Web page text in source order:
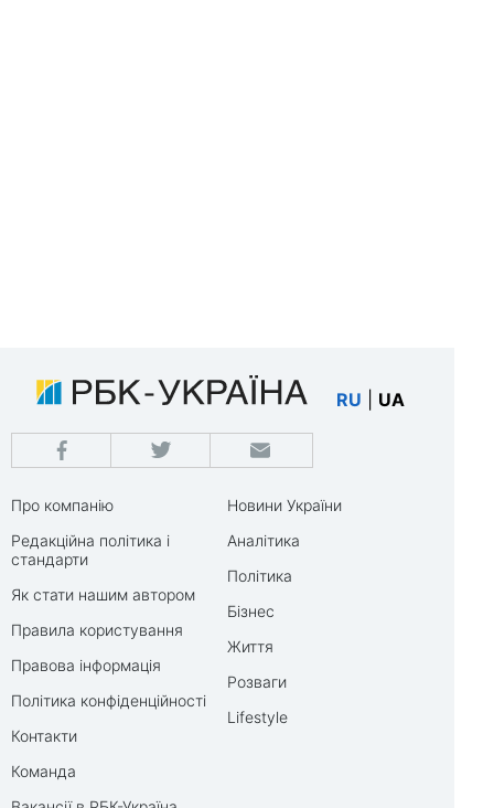
RU UA
Про компанію
Редакційна політика і
стандарти
Як стати нашим автором
Правила користування
Правова інформація
Політика конфіденційності
Контакти
Команда
Новини України
Аналітика
Політика
Бізнес
Життя
Розваги
Lifestyle